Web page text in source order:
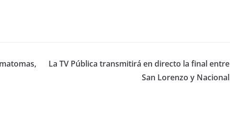
La TV Pública transmitirá en directo la final entre
San Lorenzo y Nacional